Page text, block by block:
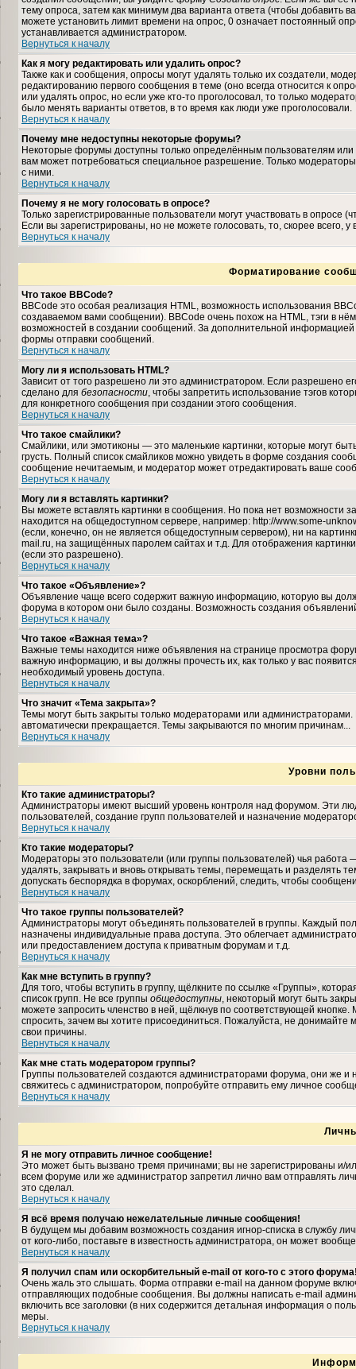
тему опроса, затем как минимум два варианта ответа (чтобы добавить
можете установить лимит времени на опрос, 0 означает постоянный
устанавливается администратором.
Вернуться к началу
Как я могу редактировать или удалить опрос?
Также как и сообщения, опросы могут удалять только их создатели,
редактированию первого сообщения в теме (оно всегда относится к
или удалять опрос, но если уже кто-то проголосовал, то только
было менять варианты ответов, в то время как люди уже проголосовали.
Вернуться к началу
Почему мне недоступны некоторые форумы?
Некоторые форумы доступны только определённым пользователям
вам может потребоваться специальное разрешение. Только
с ними.
Вернуться к началу
Почему я не могу голосовать в опросе?
Только зарегистрированные пользователи могут участвовать в
Если вы зарегистрированы, но не можете голосовать, то, скорее всего,
Вернуться к началу
Форматирование
Что такое BBCode?
BBCode это особая реализация HTML, возможность использования
создаваемом вами сообщении). BBCode очень похож на HTML, тэги в
возможностей в создании сообщений. За дополнительной
формы отправки сообщений.
Вернуться к началу
Могу ли я использовать HTML?
Зависит от того разрешено ли это администратором. Если разрешено
сделано для безопасности, чтобы запретить использование тэгов
для конкретного сообщения при создании этого сообщения.
Вернуться к началу
Что такое смайлики?
Смайлики, или эмотиконы — это маленькие картинки, которые могут
грусть. Полный список смайликов можно увидеть в форме создания
сообщение нечитаемым, и модератор может отредактировать ваше
Вернуться к началу
Могу ли я вставлять картинки?
Вы можете вставлять картинки в сообщения. Но пока нет возможности
находится на общедоступном сервере, например: http://www.some-
(если, конечно, он не является общедоступным сервером), ни на
mail.ru, на защищённых паролем сайтах и т.д. Для отображения
(если это разрешено).
Вернуться к началу
Что такое «Объявление»?
Объявление чаще всего содержит важную информацию, которую вы
форума в котором они было созданы. Возможность создания
Вернуться к началу
Что такое «Важная тема»?
Важные темы находится ниже объявления на странице просмотра
важную информацию, и вы должны прочесть их, как только у вас
необходимый уровень доступа.
Вернуться к началу
Что значит «Тема закрыта»?
Темы могут быть закрыты только модераторами или
автоматически прекращается. Темы закрываются по многим причинам...
Вернуться к началу
Уровни
Кто такие администраторы?
Администраторы имеют высший уровень контроля над форумом. Эти
пользователей, создание групп пользователей и назначение
Вернуться к началу
Кто такие модераторы?
Модераторы это пользователи (или группы пользователей) чья
удалять, закрывать и вновь открывать темы, перемещать и разделять
допускать беспорядка в форумах, оскорблений, следить, чтобы
Вернуться к началу
Что такое группы пользователей?
Администраторы могут объединять пользователей в группы. Каждый
назначены индивидуальные права доступа. Это облегчает
или предоставлением доступа к приватным форумам и т.д.
Вернуться к началу
Как мне вступить в группу?
Для того, чтобы вступить в группу, щёлкните по ссылке «Группы»,
список групп. Не все группы общедоступны, некоторый могут быть
можете запросить членство в ней, щёлкнув по соответствующей
спросить, зачем вы хотите присоединиться. Пожалуйста, не
свои причины.
Вернуться к началу
Как мне стать модератором группы?
Группы пользователей создаются администраторами форума, они же и
свяжитесь с администратором, попробуйте отправить ему личное
Вернуться к началу
Я не могу отправить личное сообщение!
Это может быть вызвано тремя причинами; вы не зарегистрированы
всем форуме или же администратор запретил лично вам отправлять
это сделал.
Вернуться к началу
Я всё время получаю нежелательные личные сообщения!
В будущем мы добавим возможность создания игнор-списка в службу
от кого-либо, поставьте в известность администратора, он может
Вернуться к началу
Я получил спам или оскорбительный e-mail от кого-то с этого
Очень жаль это слышать. Форма отправки e-mail на данном форуме
отправляющих подобные сообщения. Вы должны написать e-mail
включить все заголовки (в них содержится детальная информация о
меры.
Вернуться к началу